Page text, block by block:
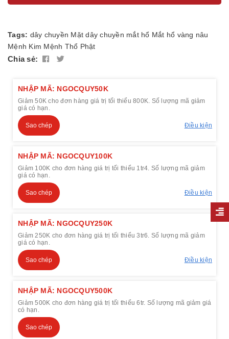
Tags: dây chuyền Mặt dây chuyền mắt hổ Mắt hổ vàng nâu
Mệnh Kim Mệnh Thổ Phật
Chia sẻ:
NHẬP MÃ: NGOCQUY50K
Giảm 50K cho đơn hàng giá trị tối thiểu 800K. Số lượng mã giảm
giá có hạn.
Sao chép Điều kiện
NHẬP MÃ: NGOCQUY100K
Giảm 100K cho đơn hàng giá trị tối thiểu 1tr4. Số lượng mã giảm
giá có hạn.
Sao chép Điều kiện
NHẬP MÃ: NGOCQUY250K
Giảm 250K cho đơn hàng giá trị tối thiểu 3tr6. Số lượng mã giảm
giá có hạn.
Sao chép Điều kiện
NHẬP MÃ: NGOCQUY500K
Giảm 500K cho đơn hàng giá trị tối thiểu 6tr. Số lượng mã giảm giá
có hạn.
Sao chép